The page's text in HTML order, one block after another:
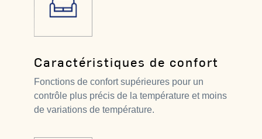
Caractéristiques de confort
Fonctions de confort supérieures pour un
contrôle plus précis de la température et moins
de variations de température.